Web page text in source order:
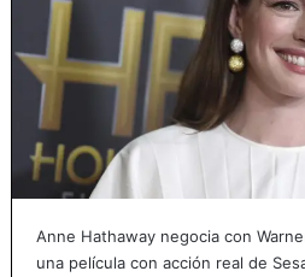
Anne Hathaway negocia con
una película con acción real de